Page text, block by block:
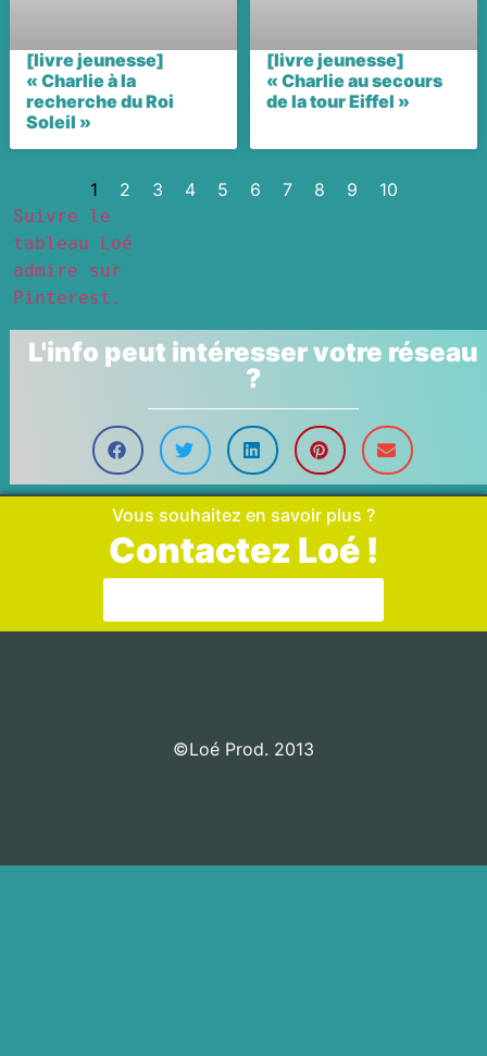
[livre jeunesse]
« Charlie à la
recherche du Roi
Soleil »
[livre jeunesse]
« Charlie au secours
de la tour Eiffel »
1 2 3 4 5 6 7 8 9 10
Suivre le
tableau Loé
admire sur
Pinterest.
L'info peut intéresser votre réseau
?
Vous souhaitez en savoir plus ?
Contactez Loé !
©Loé Prod. 2013